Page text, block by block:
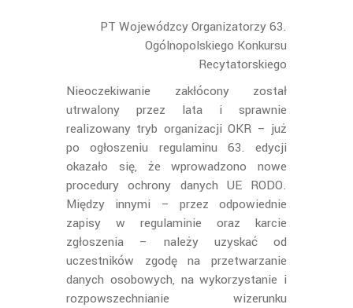
PT Wojewódzcy Organizatorzy 63.
Ogólnopolskiego Konkursu
Recytatorskiego
Nieoczekiwanie zakłócony został
utrwalony przez lata i sprawnie
realizowany tryb organizacji OKR – już
po ogłoszeniu regulaminu 63. edycji
okazało się, że wprowadzono nowe
procedury ochrony danych UE RODO.
Między innymi – przez odpowiednie
zapisy w regulaminie oraz karcie
zgłoszenia – należy uzyskać od
uczestników zgodę na przetwarzanie
danych osobowych, na wykorzystanie i
rozpowszechnianie wizerunku